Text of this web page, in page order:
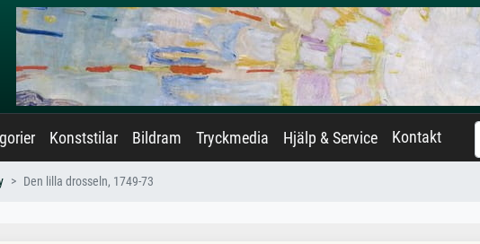
Konststilar Bildram Tryckmedia Hjälp & Service Kontakt
Den lilla drosseln, 1749-73